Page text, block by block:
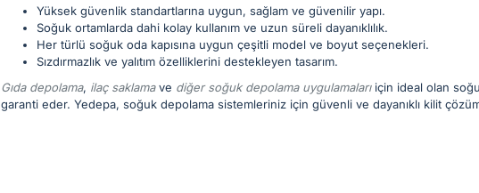
Yüksek güvenlik standartlarına uygun, sağlam ve güvenilir yapı.
Soğuk ortamlarda dahi kolay kullanım ve uzun süreli dayanıklılık.
Her türlü soğuk oda kapısına uygun çeşitli model ve boyut seçenekleri.
Sızdırmazlık ve yalıtım özelliklerini destekleyen tasarım.
Gıda depolama, ilaç saklamave diğer soğuk depolama uygulamalarıiçin ideal olan
garanti eder. Yedepa, soğuk depolama sistemleriniz için güvenli ve dayanıklı kilit